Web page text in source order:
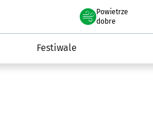
Powietrze
we Wrocławiu
dobre
Festiwale